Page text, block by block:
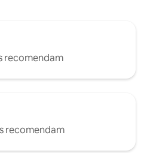
recomendam
recomendam